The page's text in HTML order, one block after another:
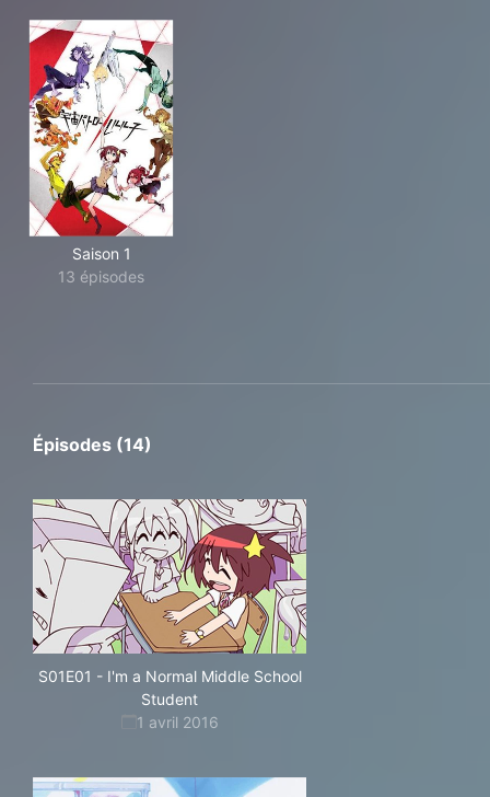
Saison 1
13 épisodes
Épisodes (14)
S01E01 - I'm a Normal Middle School
Student
1 avril 2016